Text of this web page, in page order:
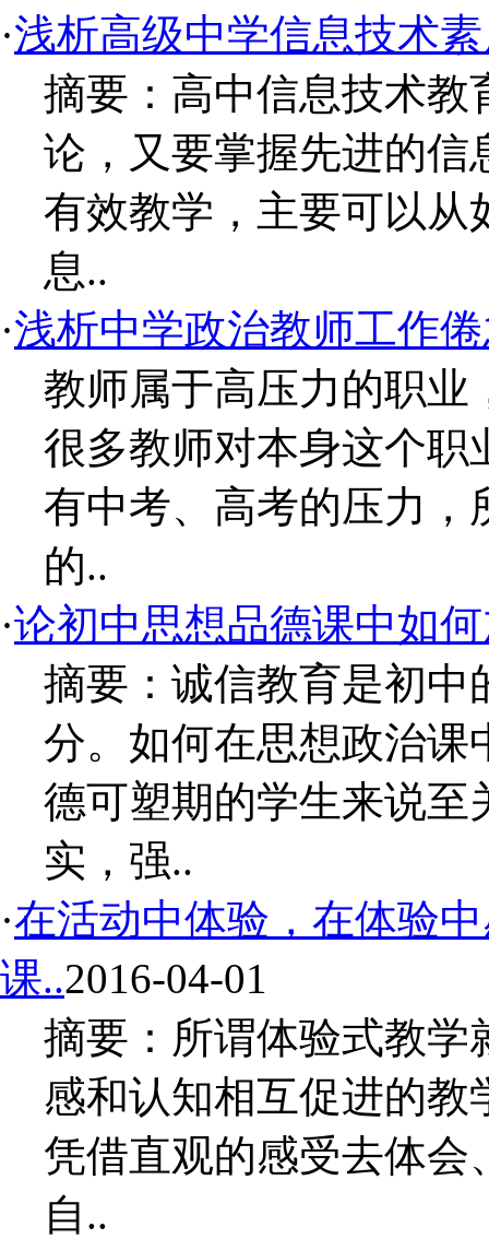
·浅析高级中学信息技术
摘要：高中信息技术教
论，又要掌握先进的信
有效教学，主要可以从
息..
·浅析中学政治教师工作
教师属于高压力的职业
很多教师对本身这个职
有中考、高考的压力，
的..
·论初中思想品德课中如
摘要：诚信教育是初中
分。如何在思想政治课
德可塑期的学生来说至
实，强..
·在活动中体验，在体验
课..2016-04-01
摘要：所谓体验式教学
感和认知相互促进的教
凭借直观的感受去体会
自..